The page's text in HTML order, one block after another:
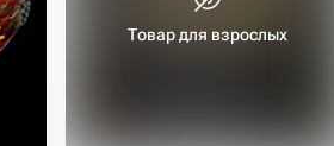
Товар для взрослых